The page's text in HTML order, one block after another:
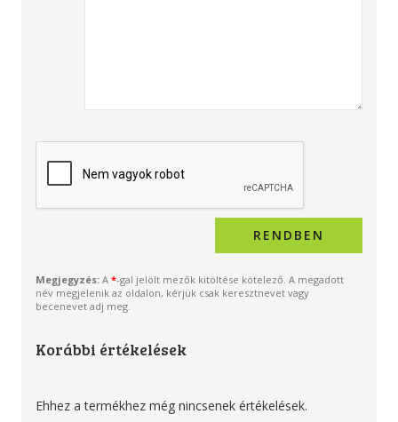
Megjegyzés: A *-gal jelölt mezők kitöltése kötelező. A megadott
név megjelenik az oldalon, kérjük csak keresztnevet vagy
becenevet adj meg.
Korábbi értékelések
Ehhez a termékhez még nincsenek értékelések.